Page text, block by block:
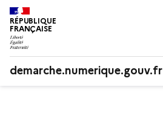
RÉPUBLIQUE
FRANÇAISE
demarche.numerique.gouv.fr